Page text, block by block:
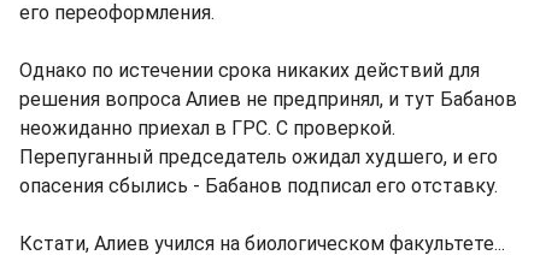
его переоформления.
Однако по истечении срока никаких действий для
решения вопроса Алиев не предпринял, и тут Бабанов
неожиданно приехал в ГРС. С проверкой.
Перепуганный председатель ожидал худшего, и его
опасения сбылись - Бабанов подписал его отставку.
Кстати, Алиев учился на биологическом факультете...